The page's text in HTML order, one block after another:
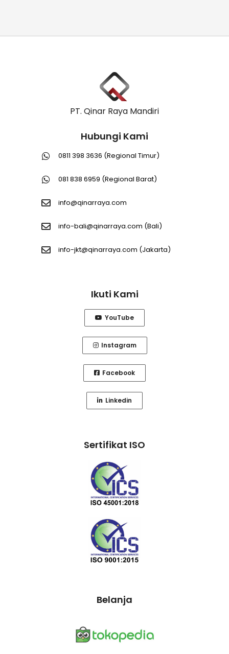
PT. Qinar Raya Mandiri
Hubungi Kami
0811 398 3636 (Regional Timur)
081 838 6959 (Regional Barat)
info@qinarraya.com
info-bali@qinarraya.com (Bali)
info-jkt@qinarraya.com (Jakarta)
Ikuti Kami
YouTube
Instagram
Facebook
Linkedin
Sertifikat ISO
Belanja